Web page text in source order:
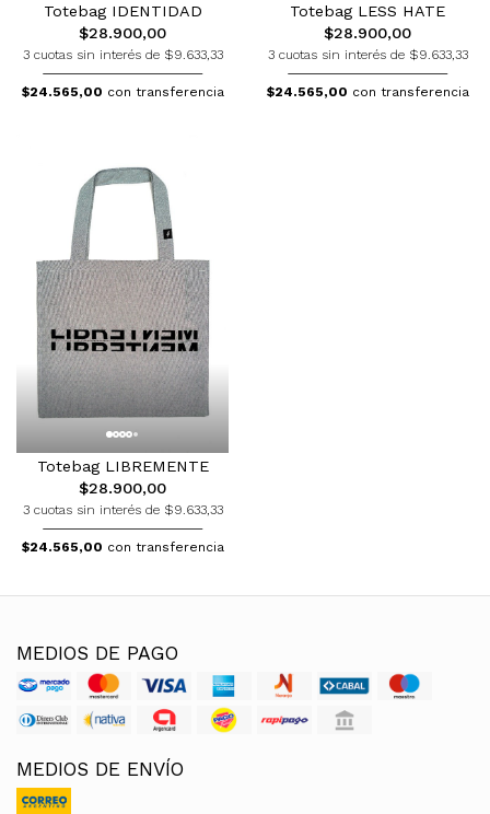
Totebag IDENTIDAD
$28.900,00
3 cuotas sin interés de $9.633,33
$24.565,00 con transferencia
Totebag LESS HATE
$28.900,00
3 cuotas sin interés de $9.633,33
$24.565,00 con transferencia
Totebag LIBREMENTE
$28.900,00
3 cuotas sin interés de $9.633,33
$24.565,00 con transferencia
MEDIOS DE PAGO
MEDIOS DE ENVÍO